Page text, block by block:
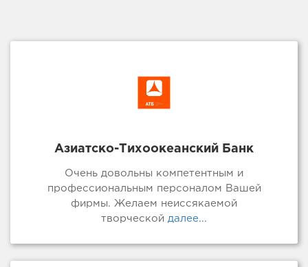
Азиатско-Тихоокеанский Банк
Очень довольны компетентным и
профессиональным персоналом Вашей
фирмы. Желаем неиссякаемой
творческой далее...